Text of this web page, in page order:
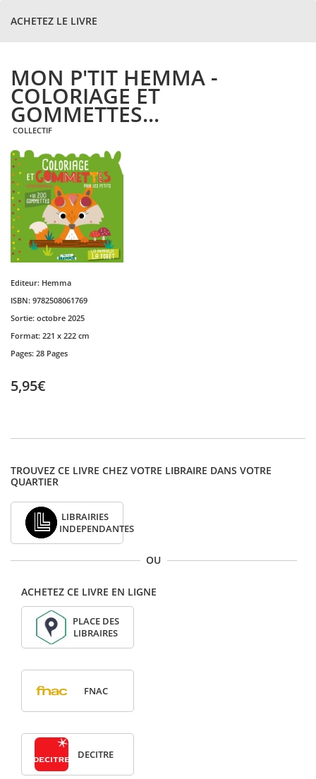
ACHETEZ LE LIVRE
MON P'TIT HEMMA -
COLORIAGE ET
GOMMETTES...
COLLECTIF
Editeur: Hemma
ISBN: 9782508061769
Sortie: octobre 2025
Format: 221 x 222 cm
Pages: 28 Pages
5,95€
TROUVEZ CE LIVRE CHEZ VOTRE LIBRAIRE DANS VOTRE
QUARTIER
LIBRAIRIES
INDEPENDANTES
OU
ACHETEZ CE LIVRE EN LIGNE
PLACE DES
LIBRAIRES
FNAC
DECITRE